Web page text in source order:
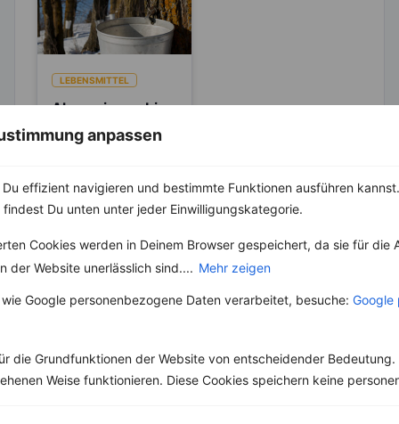
anpassen
effizient navigieren und bestimmte Funktionen ausführen
Du unten unter jeder Einwilligungskategorie.
Cookies werden in Deinem Browser gespeichert, da sie für die
der Website unerlässlich sind.... Mehr zeigen
Google personenbezogene Daten verarbeitet, besuche: Google
die Grundfunktionen der Website von entscheidender Bedeutung.
Weise funktionieren. Diese Cookies speichern keine
LEBENSMITTEL
Ahornsirup – bis
zu 40 % weniger
Kalorien als
der Ahornsirup bzw.
Maple Syrup wohl zu
den Klassikern,...